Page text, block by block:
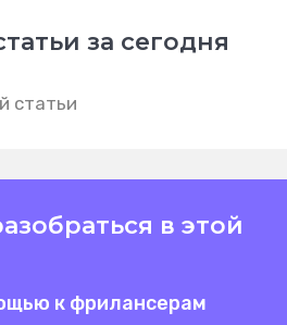
за сегодня
статьи
в этой
к фрилансерам